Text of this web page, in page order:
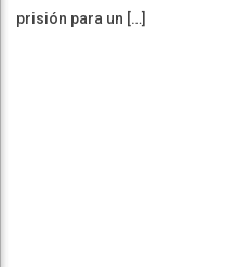
prisión para un […]